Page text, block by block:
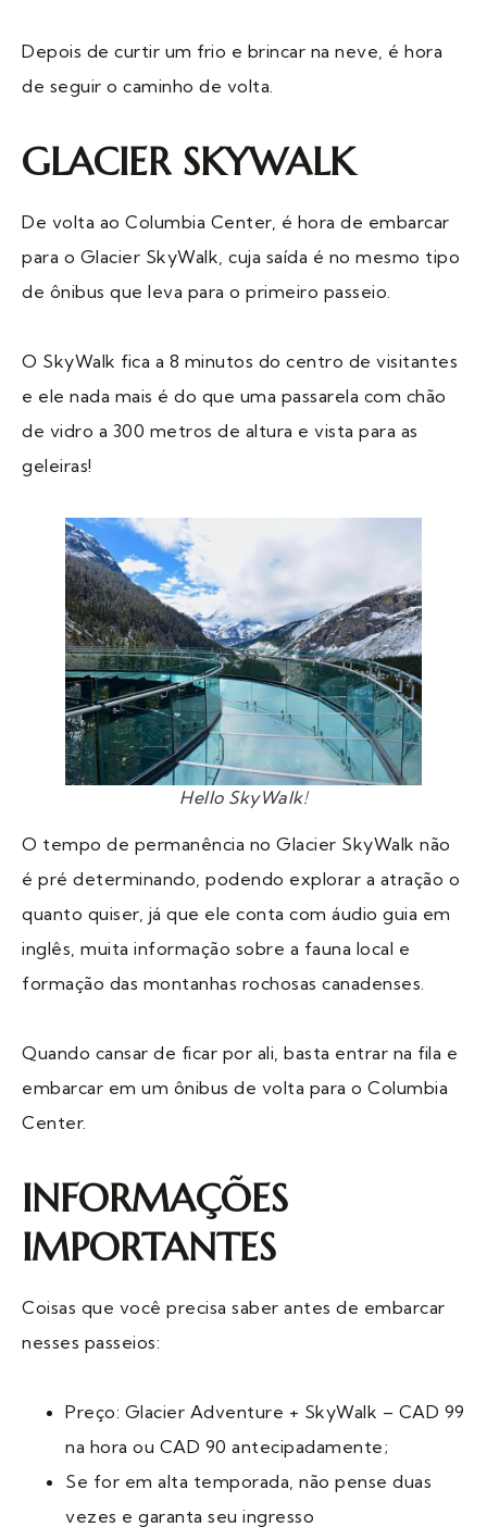
Depois de curtir um frio e brincar na neve, é hora
de seguir o caminho de volta.
GLACIER SKYWALK
De volta ao Columbia Center, é hora de embarcar
para o Glacier SkyWalk, cuja saída é no mesmo tipo
de ônibus que leva para o primeiro passeio.
O SkyWalk fica a 8 minutos do centro de visitantes
e ele nada mais é do que uma passarela com chão
de vidro a 300 metros de altura e vista para as
geleiras!
Hello SkyWalk!
O tempo de permanência no Glacier SkyWalk não
é pré determinando, podendo explorar a atração o
quanto quiser, já que ele conta com áudio guia em
inglês, muita informação sobre a fauna local e
formação das montanhas rochosas canadenses.
Quando cansar de ficar por ali, basta entrar na fila e
embarcar em um ônibus de volta para o Columbia
Center.
INFORMAÇÕES
IMPORTANTES
Coisas que você precisa saber antes de embarcar
nesses passeios:
Preço: Glacier Adventure + SkyWalk – CAD 99
na hora ou CAD 90 antecipadamente;
Se for em alta temporada, não pense duas
vezes e garanta seu ingresso